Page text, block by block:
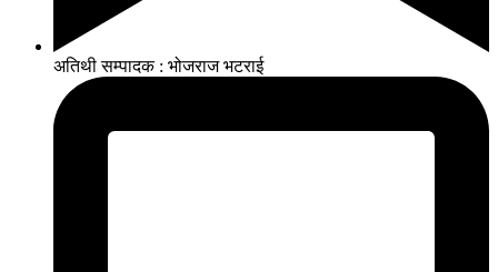
अतिथी सम्पादक : भोजराज भटराई